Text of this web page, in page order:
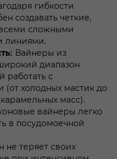
гибкости
создавать четкие,
сложными
линиями.
Вайнеры из
диапазон
работать с
холодных мастик до
масс).
вайнеры легко
в посудомоечной
не теряет своих